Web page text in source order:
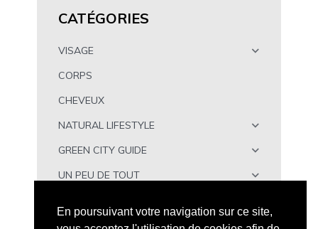
CATÉGORIES
VISAGE
CORPS
CHEVEUX
NATURAL LIFESTYLE
GREEN CITY GUIDE
UN PEU DE TOUT
En poursuivant votre navigation sur ce site,